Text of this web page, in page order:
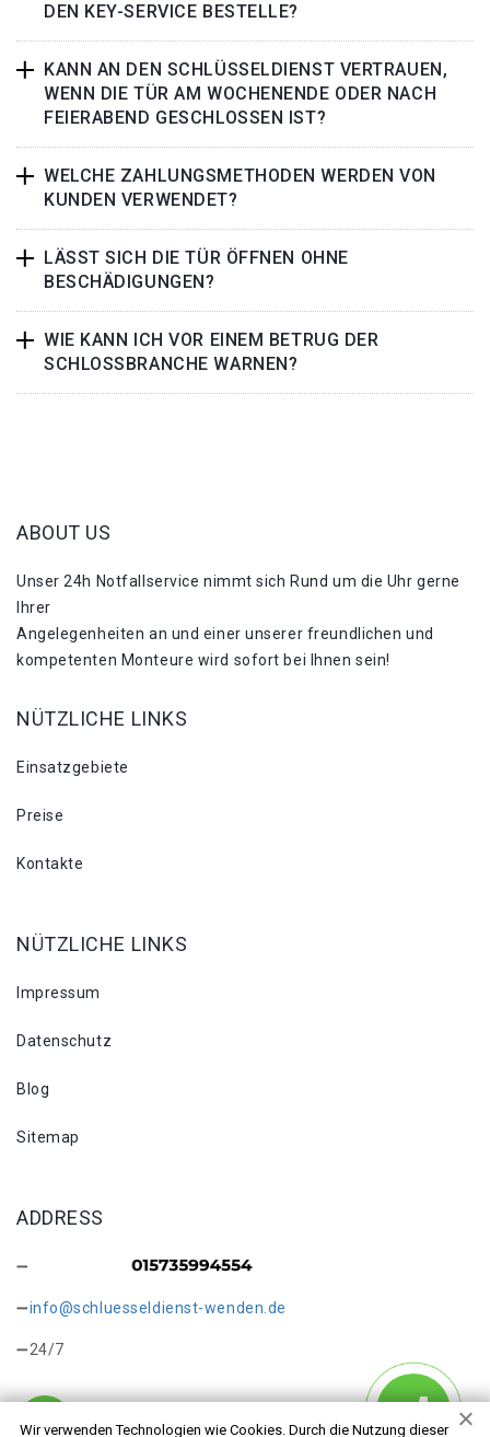
DEN KEY-SERVICE BESTELLE?
KANN AN DEN SCHLÜSSELDIENST VERTRAUEN,
WENN DIE TÜR AM WOCHENENDE ODER NACH
FEIERABEND GESCHLOSSEN IST?
WELCHE ZAHLUNGSMETHODEN WERDEN VON
KUNDEN VERWENDET?
LÄSST SICH DIE TÜR ÖFFNEN OHNE
BESCHÄDIGUNGEN?
WIE KANN ICH VOR EINEM BETRUG DER
SCHLOSSBRANCHE WARNEN?
Wir verwenden Technologien wie Cookies. Durch die Nutzung dieser
ABOUT US
Unser 24h Notfallservice nimmt sich Rund um die Uhr gerne
Ihrer
Angelegenheiten an und einer unserer freundlichen und
kompetenten Monteure wird sofort bei Ihnen sein!
NÜTZLICHE LINKS
Einsatzgebiete
Preise
Kontakte
NÜTZLICHE LINKS
Impressum
Datenschutz
Blog
Sitemap
ADDRESS
info@schluesseldienst-wenden.de
24/7